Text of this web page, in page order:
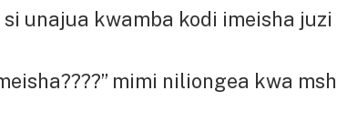
unajua kwamba kodi imeisha juzi
mimi niliongea kwa